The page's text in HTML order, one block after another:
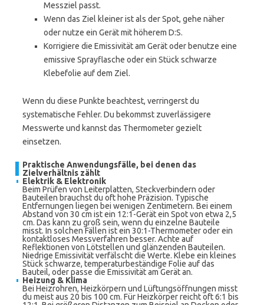
Messziel passt.
Wenn das Ziel kleiner ist als der Spot, gehe näher
oder nutze ein Gerät mit höherem D:S.
Korrigiere die Emissivität am Gerät oder benutze eine
emissive Sprayflasche oder ein Stück schwarze
Klebefolie auf dem Ziel.
Wenn du diese Punkte beachtest, verringerst du
systematische Fehler. Du bekommst zuverlässigere
Messwerte und kannst das Thermometer gezielt
einsetzen.
Praktische Anwendungsfälle, bei denen das
Zielverhältnis zählt
Elektrik & Elektronik
Beim Prüfen von Leiterplatten, Steckverbindern oder
Bauteilen brauchst du oft hohe Präzision. Typische
Entfernungen liegen bei wenigen Zentimetern. Bei einem
Abstand von 30 cm ist ein 12:1-Gerät ein Spot von etwa 2,5
cm. Das kann zu groß sein, wenn du einzelne Bauteile
misst. In solchen Fällen ist ein 30:1-Thermometer oder ein
kontaktloses Messverfahren besser. Achte auf
Reflektionen von Lötstellen und glänzenden Bauteilen.
Niedrige Emissivität verfälscht die Werte. Klebe ein kleines
Stück schwarze, temperaturbeständige Folie auf das
Bauteil, oder passe die Emissivität am Gerät an.
Heizung & Klima
Bei Heizrohren, Heizkörpern und Lüftungsöffnungen misst
du meist aus 20 bis 100 cm. Für Heizkörper reicht oft 6:1 bis